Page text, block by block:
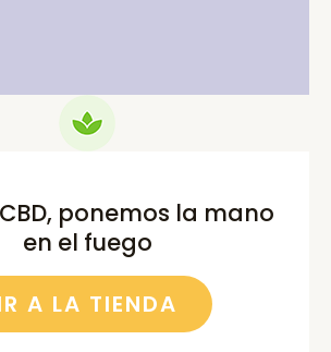
ponemos la mano
en el fuego
A LA TIENDA